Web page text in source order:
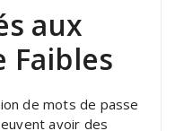
aux
Faibles
de mots de passe
avoir des